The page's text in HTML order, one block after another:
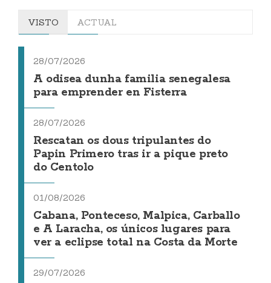
VISTO ACTUAL
28/07/2026
A odisea dunha familia senegalesa
para emprender en Fisterra
28/07/2026
Rescatan os dous tripulantes do
Papin Primero tras ir a pique preto
do Centolo
01/08/2026
Cabana, Ponteceso, Malpica, Carballo
e A Laracha, os únicos lugares para
ver a eclipse total na Costa da Morte
29/07/2026